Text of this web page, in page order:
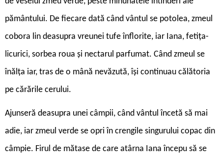
pământului. De fiecare dată când vântul se potolea, zmeul
cobora lin deasupra vreunei tufe înflorite, iar Iana, fetița-
licurici, sorbea roua și nectarul parfumat. Când zmeul se
înălța iar, tras de o mână nevăzută, își continuau călătoria
pe cărările cerului.
Ajunseră deasupra unei câmpii, când vântul încetă să mai
adie, iar zmeul verde se opri în crengile singurului copac din
câmpie. Firul de mătase de care atârna Iana începu să se